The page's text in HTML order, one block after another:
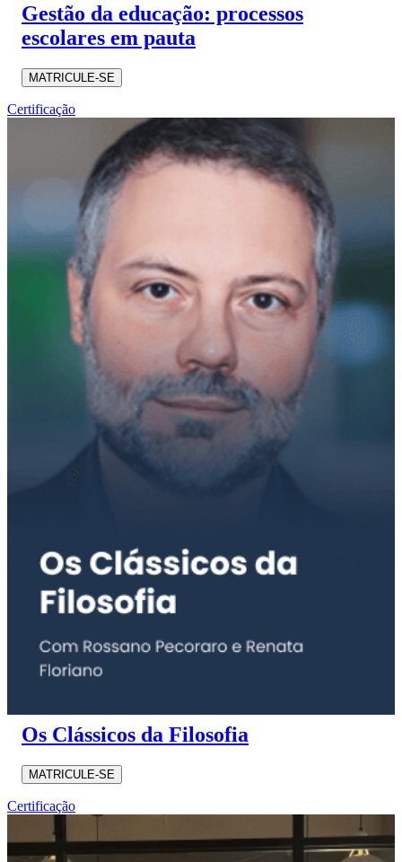
Gestão da educação: processos
escolares em pauta
MATRICULE-SE
Certificação
Os Clássicos da Filosofia
MATRICULE-SE
Certificação